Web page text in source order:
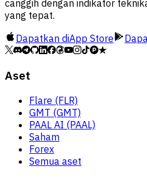
canggih dengan indikator
yang tepat.
Dapatkan diApp Store
Aset
Flare (FLR)
GMT (GMT)
PAAL AI (PAAL)
Saham
Forex
Semua aset